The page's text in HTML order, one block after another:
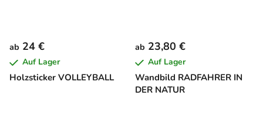
Holzsticker VOLLEYBALL
ab 24 €
Auf Lager
Wandbild RADFAHRER IN
DER NATUR
ab 23,80 €
Auf Lager